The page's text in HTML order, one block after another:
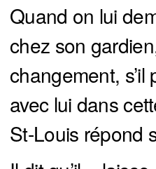
Quand on lui
chez son
changement,
avec lui dans
St-Louis répond